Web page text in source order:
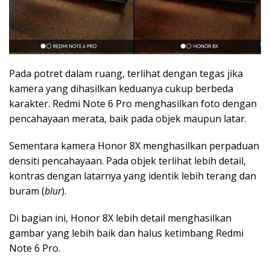
Pada potret dalam ruang, terlihat dengan tegas jika
kamera yang dihasilkan keduanya cukup berbeda
karakter. Redmi Note 6 Pro menghasilkan foto dengan
pencahayaan merata, baik pada objek maupun latar.
Sementara kamera Honor 8X menghasilkan perpaduan
densiti pencahayaan. Pada objek terlihat lebih detail,
kontras dengan latarnya yang identik lebih terang dan
buram (blur).
Di bagian ini, Honor 8X lebih detail menghasilkan
gambar yang lebih baik dan halus ketimbang Redmi
Note 6 Pro.